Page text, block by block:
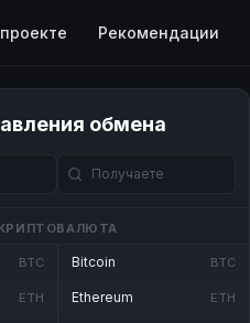
Рекомендации
обмена
BTC
ETH
Bitcoin BTC
Ethereum ETH